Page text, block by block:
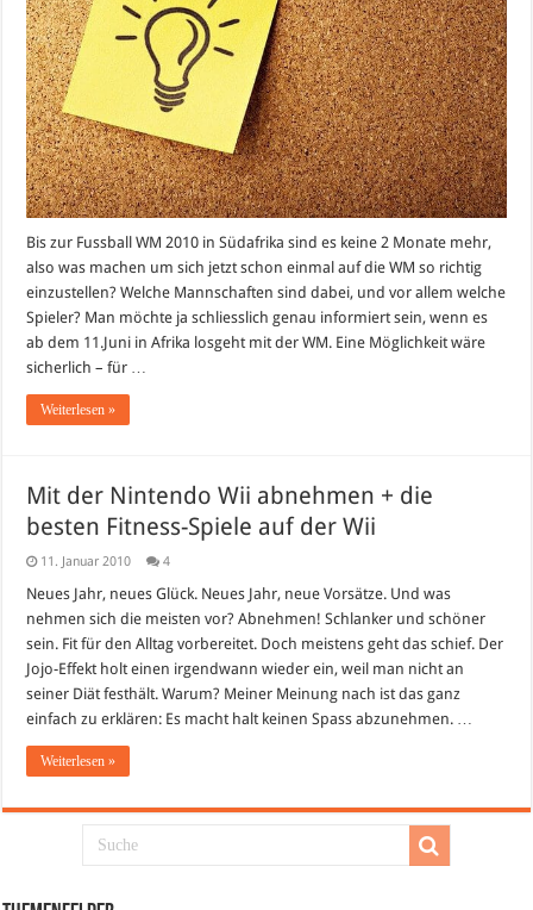
Bis zur Fussball WM 2010 in Südafrika sind es keine 2 Monate mehr,
also was machen um sich jetzt schon einmal auf die WM so richtig
einzustellen? Welche Mannschaften sind dabei, und vor allem welche
Spieler? Man möchte ja schliesslich genau informiert sein, wenn es
ab dem 11.Juni in Afrika losgeht mit der WM. Eine Möglichkeit wäre
sicherlich – für …
Weiterlesen »
Mit der Nintendo Wii abnehmen + die
besten Fitness-Spiele auf der Wii
11. Januar 2010 4
Neues Jahr, neues Glück. Neues Jahr, neue Vorsätze. Und was
nehmen sich die meisten vor? Abnehmen! Schlanker und schöner
sein. Fit für den Alltag vorbereitet. Doch meistens geht das schief. Der
Jojo-Effekt holt einen irgendwann wieder ein, weil man nicht an
seiner Diät festhält. Warum? Meiner Meinung nach ist das ganz
einfach zu erklären: Es macht halt keinen Spass abzunehmen. …
Weiterlesen »